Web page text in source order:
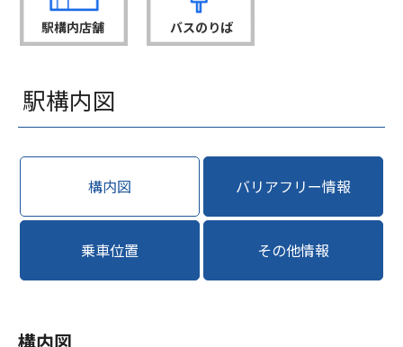
駅構内店舗 バスのりば
駅構内図
構内図 バリアフリー情報
乗車位置 その他情報
構内図